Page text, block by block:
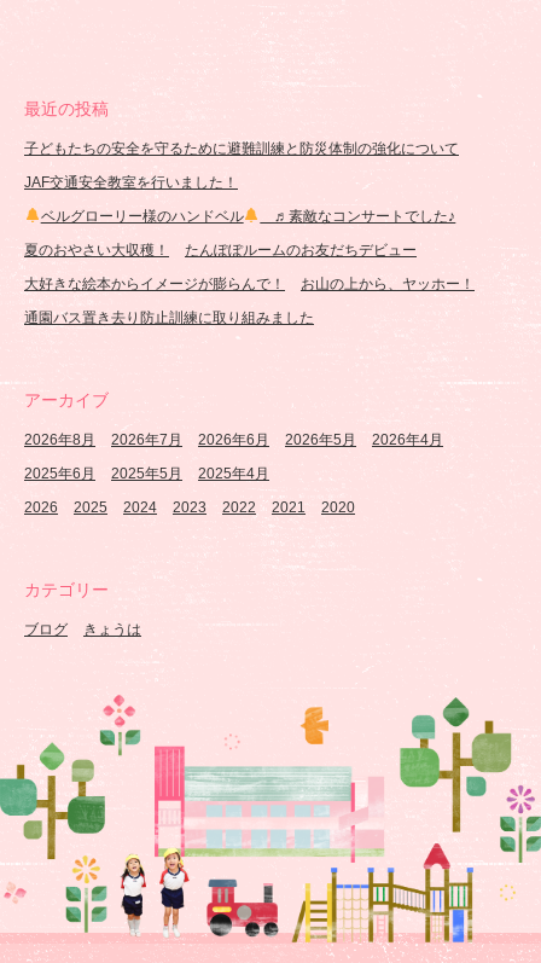
最近の投稿
子どもたちの安全を守るために避難訓練と防災体制の強化について
JAF交通安全教室を行いました！
ベルグローリー様のハンドベル
♬素敵なコンサートでした♪
夏のおやさい大収穫！
たんぽぽルームのお友だちデビュー
大好きな絵本からイメージが膨らんで！
お山の上から、ヤッホー！
通園バス置き去り防止訓練に取り組みました
アーカイブ
2026年8月 2026年7月 2026年6月 2026年5月
2026年4月
2025年6月
2025年5月
2025年4月
2026
2025 2024 2023 2022 2021 2020
カテゴリー
ブログ きょうは